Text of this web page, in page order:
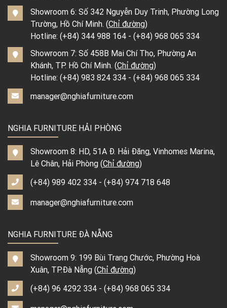
Showroom 6: Số 342 Nguyễn Duy Trinh, Phường Long
Trường, Hồ Chí Minh. (Chỉ đường)
Hotline: (+84) 344 988 164 - (+84) 968 065 334
Showroom 7: Số 458B Mai Chí Thọ, Phường An
Khánh, TP. Hồ Chí Minh. (Chỉ đường)
Hotline: (+84) 983 824 334 - (+84) 968 065 334
manager@nghiafurniture.com
NGHIA FURNITURE HẢI PHÒNG
Showroom 8: HD, 51A Đ. Hải Đăng, Vinhomes Marina,
Lê Chân, Hải Phòng (Chỉ đường)
(+84) 989 402 334 - (+84) 974 718 648
manager@nghiafurniture.com
NGHIA FURNITURE ĐÀ NẴNG
Showroom 9: 199 Bùi Trang Chước, Phường Hoà
Xuân, TP.Đà Nẵng (Chỉ đường)
(+84) 96 4292 334 - (+84) 968 065 334